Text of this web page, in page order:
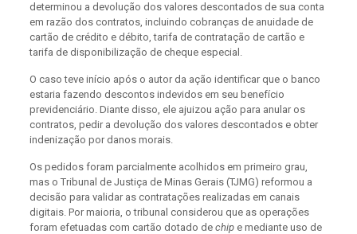
determinou a devolução dos valores descontados de sua conta
em razão dos contratos, incluindo cobranças de anuidade de
cartão de crédito e débito, tarifa de contratação de cartão e
tarifa de disponibilização de cheque especial.
O caso teve início após o autor da ação identificar que o banco
estaria fazendo descontos indevidos em seu benefício
previdenciário. Diante disso, ele ajuizou ação para anular os
contratos, pedir a devolução dos valores descontados e obter
indenização por danos morais.
Os pedidos foram parcialmente acolhidos em primeiro grau,
mas o Tribunal de Justiça de Minas Gerais (TJMG) reformou a
decisão para validar as contratações realizadas em canais
digitais. Por maioria, o tribunal considerou que as operações
foram efetuadas com cartão dotado de chipe mediante uso de